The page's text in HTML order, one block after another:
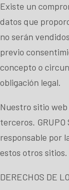
Existe un
datos que
no serán
previo
concepto o
obligación legal.
Nuestro sitio
terceros. GRUPO
responsable por
estos otros sitios.
DERECHOS DE